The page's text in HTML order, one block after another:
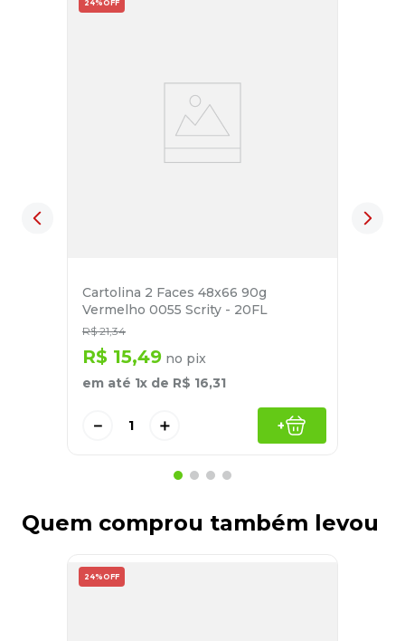
24% OFF
Cartolina 2 Faces 48x66 90g
Vermelho 0055 Scrity - 20FL
R$ 21,34
R$ 15,49 no pix
em até 1x de R$ 16,31
＋
－ +
Quem comprou também levou
24% OFF